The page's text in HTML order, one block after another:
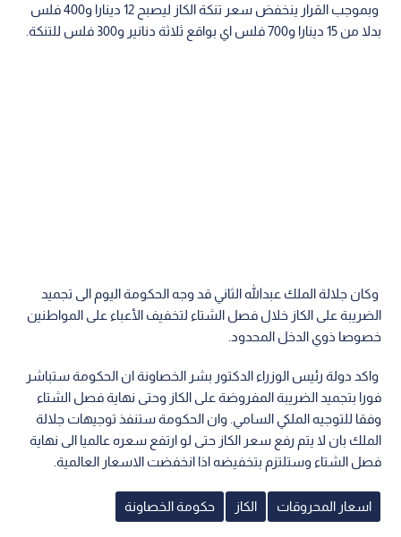
وبموجب القرار ينخفض سعر تنكة الكاز ليصبح 12 دينارا و400 فلس
بدلا من 15 دينارا و700 فلس اي بواقع ثلاثة دنانير و300 فلس للتنكة.
وكان جلالة الملك عبدالله الثاني قد وجه الحكومة اليوم الى تجميد
الضريبة على الكاز خلال فصل الشتاء لتخفيف الأعباء على المواطنين
خصوصا ذوي الدخل المحدود.
واكد دولة رئيس الوزراء الدكتور بشر الخصاونة ان الحكومة ستباشر
فورا بتجميد الضريبة المفروضة على الكاز وحتى نهاية فصل الشتاء
وفقا للتوجيه الملكي السامي. وان الحكومة ستنفذ توجيهات جلالة
الملك بان لا يتم رفع سعر الكاز حتى لو ارتفع سعره عالميا الى نهاية
فصل الشتاء وستلتزم بتخفيضه اذا انخفضت الاسعار العالمية.
اسعار المحروقات الكاز حكومة الخصاونة